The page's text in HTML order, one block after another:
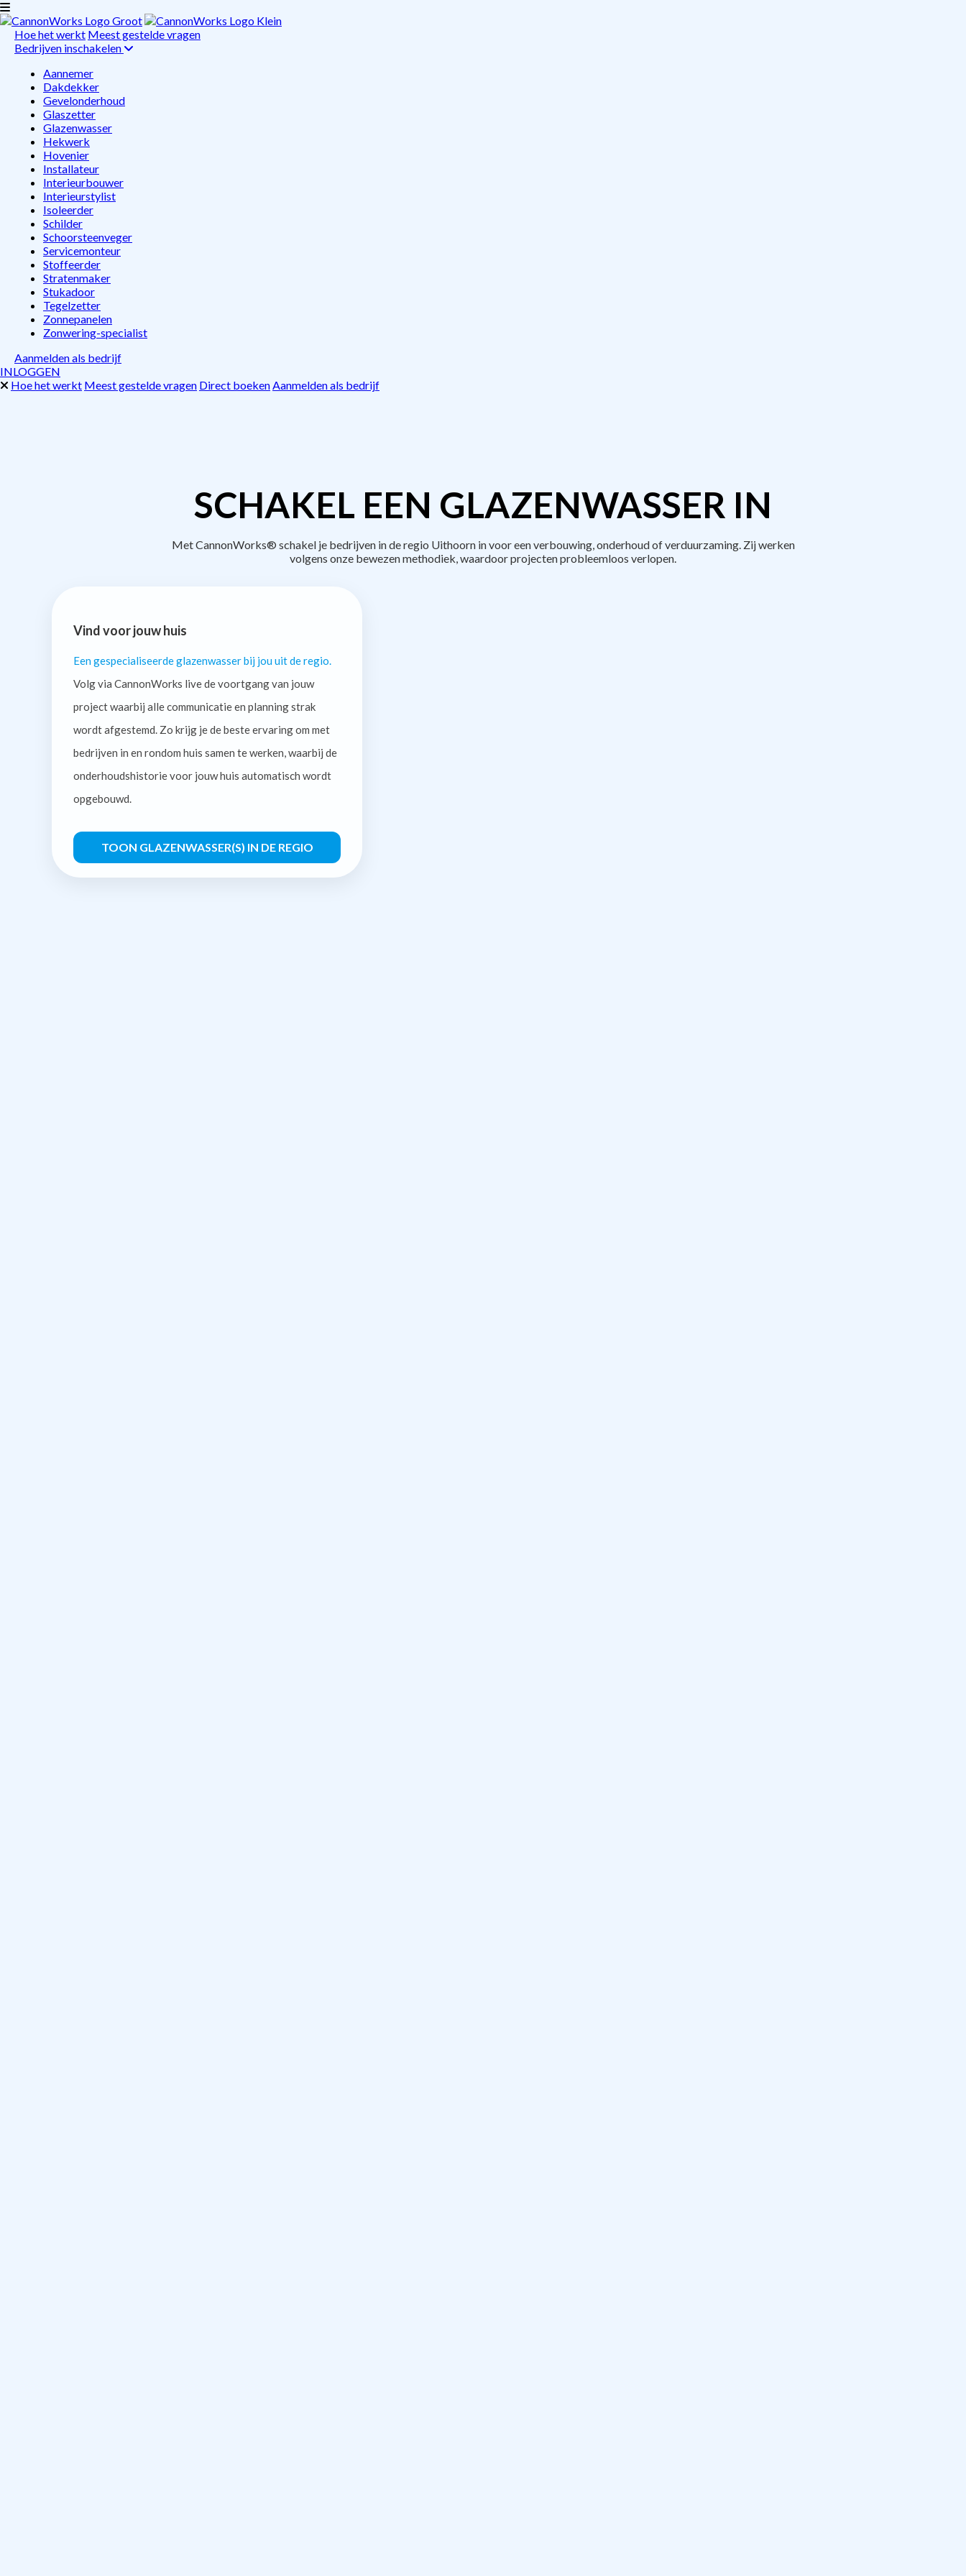
Hoe het werkt Meest gestelde vragen
Bedrijven inschakelen
Aannemer
Dakdekker
Gevelonderhoud
Glaszetter
Glazenwasser
Hekwerk
Hovenier
Installateur
Interieurbouwer
Interieurstylist
Isoleerder
Schilder
Schoorsteenveger
Servicemonteur
Stoffeerder
Stratenmaker
Stukadoor
Tegelzetter
Zonnepanelen
Zonwering-specialist
Aanmelden als bedrijf
INLOGGEN
Hoe het werkt Meest gestelde vragen Direct boekenAanmelden als bedrijf
SCHAKEL EEN GLAZENWASSER IN
Met CannonWorks® schakel je bedrijven in de regio Uithoorn in voor een verbouwing, onderhoud of verduurzaming. Zij werken
volgens onze bewezen methodiek, waardoor projecten probleemloos verlopen.
Vind voor jouw huis
Een gespecialiseerde glazenwasser bij jou uit de regio.
Volg via CannonWorks live de voortgang van jouw
project waarbij alle communicatie en planning strak
wordt afgestemd. Zo krijg je de beste ervaring om met
bedrijven in en rondom huis samen te werken, waarbij de
onderhoudshistorie voor jouw huis automatisch wordt
opgebouwd.
TOON GLAZENWASSER(S) IN DE REGIO